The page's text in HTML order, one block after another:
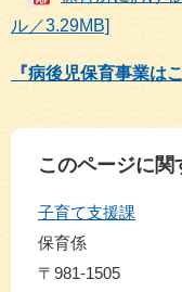
ル／3.29MB]
『病後児保育事業は
このページに
子育て支援課
保育係
〒981-1505